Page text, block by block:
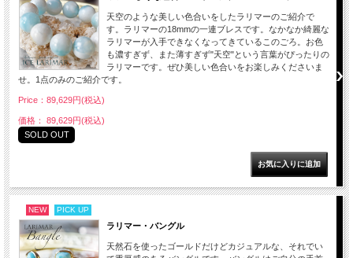
天空のような美しい色合いをしたラリマーのご紹介で
す。ラリマーの18mmの一連ブレスです。なかなか綺麗な
ラリマーが入手できなくなってきているこのごろ。お色
も濃すぎず、また薄すぎず"天空"という言葉がぴったりの
ラリマーです。ぜひ美しい色合いをお楽しみくださいま
せ。1点のみのご紹介です。
Price：89,629円(税込)
価格： 89,629円(税込)
SOLD OUT
NEW PICK UP
ラリマー・バングル
天然石を使ったゴールドだけどカジュアルな、それでい